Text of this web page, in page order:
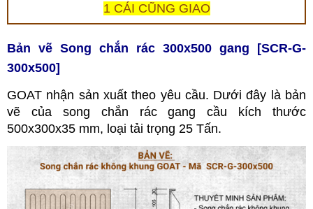
1 CÁI CŨNG GIAO
Bản vẽ Song chắn rác 300x500 gang [SCR-G-
300x500]
GOAT nhận sản xuất theo yêu cầu. Dưới đây là bản
vẽ của song chắn rác gang cầu kích thước
500x300x35 mm, loại tải trọng 25 Tấn.